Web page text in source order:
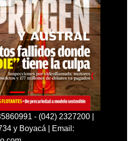
- (042) 2327200 |
y Boyacá | Email: